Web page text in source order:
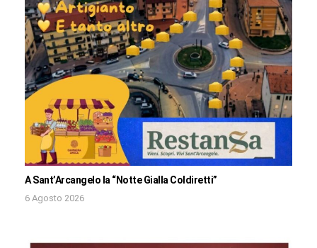
A Sant’Arcangelo la “Notte Gialla Coldiretti”
6 Agosto 2026